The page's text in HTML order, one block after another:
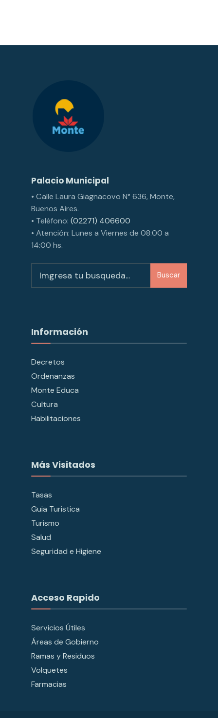
Palacio Municipal
• Calle Laura Giagnacovo N° 636, Monte,
Buenos Aires.
• Teléfono: (02271) 406600
• Atención: Lunes a Viernes de 08:00 a
14:00 hs.
Buscar
Información
Decretos
Ordenanzas
Monte Educa
Cultura
Habilitaciones
Más Visitados
Tasas
Guia Turistica
Turismo
Salud
Seguridad e Higiene
Acceso Rapido
Servicios Útiles
Áreas de Gobierno
Ramas y Residuos
Volquetes
Farmacias